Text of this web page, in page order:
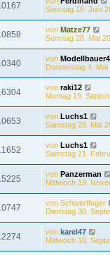
Sonntag 18. Juni
von Matze77
Sonntag 28. Mai
von
Donnerstag 4. Mai
von raki12
Montag 19.
von Luchs1
Samstag 28. Mai
von Luchs1
Samstag 21.
von Panzerman
Mittwoch 19.
von Schwertfeger
Dienstag 30.
von karel47
Mittwoch 10.